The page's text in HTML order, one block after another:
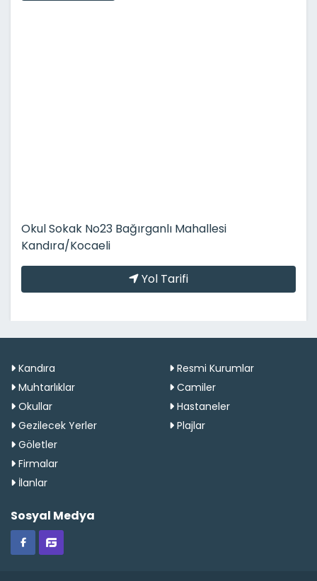
Okul Sokak No23 Bağırganlı Mahallesi
Kandıra/Kocaeli
Yol Tarifi
Kandıra
Resmi Kurumlar
Muhtarlıklar
Camiler
Okullar
Hastaneler
Gezilecek Yerler
Plajlar
Göletler
Firmalar
İlanlar
Sosyal Medya